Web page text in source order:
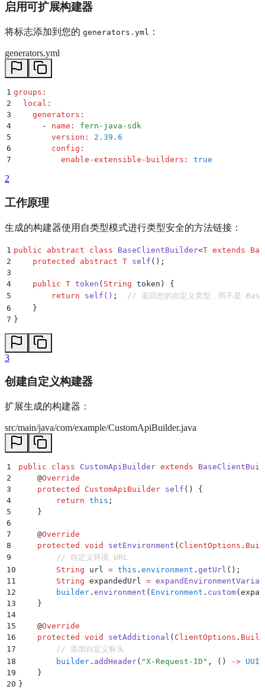
启用可扩展构建器
将标志添加到您的 generators.yml ：
generators.yml
1 groups :
2
  local
:
3
    generators
:
4
      -
name :
fern-java-sdk
5
        version
:
2.39.6
6
        config
:
7
          enable-extensible-builders
: true
2
工作原理
生成的构建器使用自类型模式进行类型安全的方法链接：
1 public abstract class BaseClientBuilder<T extends
2
    protected
abstract T self ();
3
4
    public
T token ( String token )
{
5
        return
self () ;
// 返回您的自定义类型，而不是
6
    }
7 }
3
创建自定义构建器
扩展生成的构建器：
src/main/java/com/example/CustomApiBuilder.java
1 public class CustomApiBuilder extends
2
    @
Override
3
    protected
CustomApiBuilder self ()
{
4
        return
this ;
5
    }
6
7
    @
Override
8
    protected
void setEnvironment ( ClientOptions .
9
        // 自定义环境 URL
10
        String
url = this . environment . getUrl ();
11
        String
expandedUrl =
12
        builder
. environment ( Environment . custom(
13
    }
14
15
    @
Override
16
    protected
void setAdditional ( ClientOptions .
17
        // 添加自定义标头
18
        builder
. addHeader( "X-Request-ID " , () -> UUID
19
    }
20 }